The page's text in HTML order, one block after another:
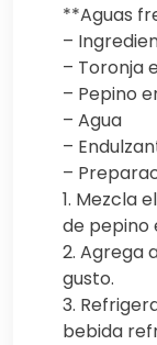
**Aguas
–
– Toronja
– Pepino
– Agua
–
–
1. Mezcla
de pepino
2. Agrega
gusto.
3.
bebida